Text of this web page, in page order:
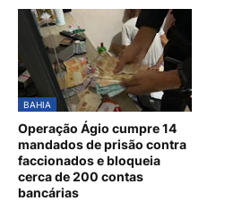
BAHIA
Operação Ágio cumpre 14
mandados de prisão contra
faccionados e bloqueia
cerca de 200 contas
bancárias